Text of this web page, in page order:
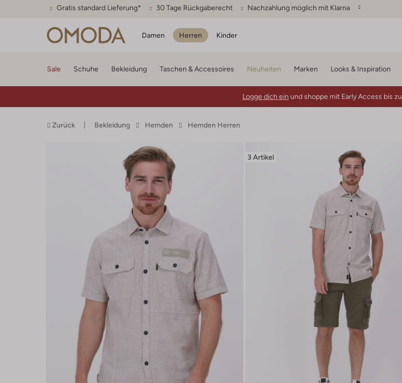
Gratis standard Lieferung* 30 Tage Rückgaberecht Nachzahlung möglich mit Klarna
Damen Herren Kinder
Sale Schuhe Bekleidung Taschen & Accessoires Neuheiten Marken Looks & Inspiration
Logge dich ein und shoppe mit Early Access bis zu
Zurück Bekleidung Hemden Hemden Herren
3 Artikel